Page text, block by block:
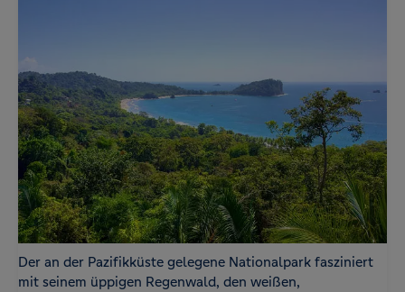
Der an der Pazifikküste gelegene Nationalpark fasziniert
mit seinem üppigen Regenwald, den weißen,